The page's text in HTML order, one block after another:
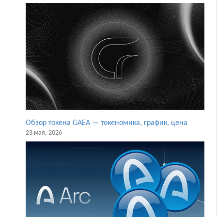
Обзор токена GAEA — токеномика, график, цена
23 мая, 2026